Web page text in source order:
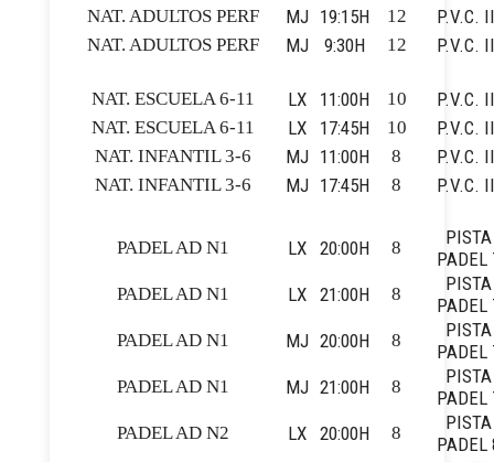
NAT. ADULTOS PERF MJ 19:15H 12 P.V.C.
NAT. ADULTOS PERF MJ 9:30H 12 P.V.C.
NAT. ESCUELA 6-11 LX 11:00H 10 P.V.C.
NAT. ESCUELA 6-11 LX 17:45H 10 P.V.C.
NAT. INFANTIL 3-6 MJ 11:00H 8 P.V.C.
NAT. INFANTIL 3-6 MJ 17:45H 8 P.V.C.
PADEL AD N1 LX 20:00H 8
PISTA
PADEL
PADEL AD N1 LX 21:00H 8
PISTA
PADEL
PADEL AD N1 MJ 20:00H 8
PISTA
PADEL
PADEL AD N1 MJ 21:00H 8
PISTA
PADEL
PADEL AD N2 LX 20:00H 8
PISTA
PADEL